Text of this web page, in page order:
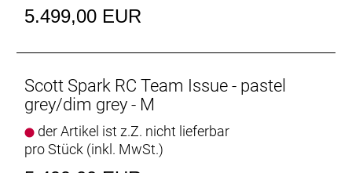
Speed, Wireless Electronic Shift System
Schalthebel: SRAM AXS Pod Controller
10-52
Kette/Riemen:
Kurbelsatz: SRAM GX Eagle Transmission, DUB /
55mm CL / 34T
Innenlager: SRAM DUB PF 92 MTB Wide / shell
5.499,00 EUR
Scott Spark RC Team Issue - pastel
grey/dim grey - M
der Artikel ist z.Z. nicht lieferbar
pro Stück (inkl. MwSt.)